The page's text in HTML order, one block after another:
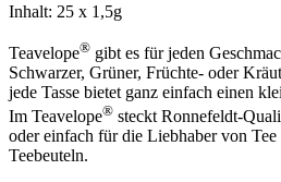
Inhalt: 25 x 1,5g
Teavelope® gibt es für jeden
Schwarzer, Grüner, Früchte- oder
jede Tasse bietet ganz einfach einen
Im Teavelope® steckt Ronnefeldt-
oder einfach für die Liebhaber von Tee
Teebeuteln.